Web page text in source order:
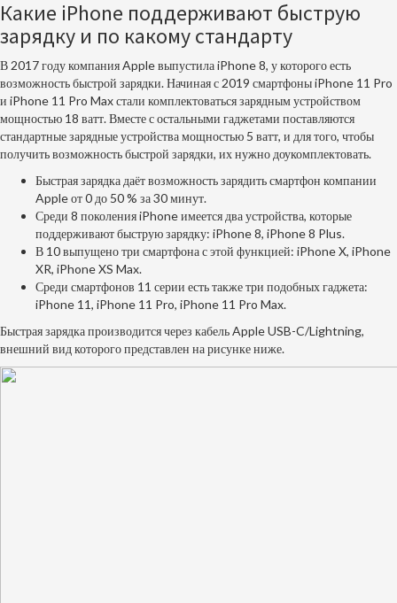
Какие iPhone поддерживают быструю
зарядку и по какому стандарту
В 2017 году компанияAppleвыпустила iPhone 8, у которого есть
возможность быстрой зарядки. Начиная с 2019 смартфоны iPhone 11 Pro
и iPhone 11 Pro Max стали комплектоваться зарядным устройством
мощностью 18 ватт. Вместе с остальными гаджетами поставляются
стандартные зарядные устройства мощностью 5 ватт, и для того, чтобы
получить возможность быстрой зарядки, их нужно доукомплектовать.
Быстрая зарядка даёт возможность зарядить смартфон компании
Appleот 0 до 50 % за 30 минут.
Среди 8 поколения iPhone имеется два устройства, которые
поддерживают быструю зарядку: iPhone 8, iPhone 8 Plus.
В 10 выпущено три смартфона с этой функцией: iPhone X, iPhone
XR, iPhone XS Max.
Среди смартфонов 11 серии есть также три подобных гаджета:
iPhone 11, iPhone 11 Pro, iPhone 11 Pro Max.
Быстрая зарядка производится через кабель Apple USB-C/Lightning,
внешний вид которого представлен на рисунке ниже.